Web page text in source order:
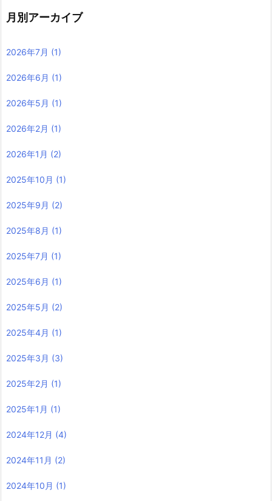
月別アーカイブ
2026年7月 (1)
2026年6月 (1)
2026年5月 (1)
2026年2月 (1)
2026年1月 (2)
2025年10月 (1)
2025年9月 (2)
2025年8月 (1)
2025年7月 (1)
2025年6月 (1)
2025年5月 (2)
2025年4月 (1)
2025年3月 (3)
2025年2月 (1)
2025年1月 (1)
2024年12月 (4)
2024年11月 (2)
2024年10月 (1)